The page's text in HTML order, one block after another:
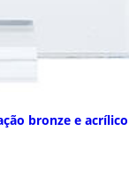
bronze e